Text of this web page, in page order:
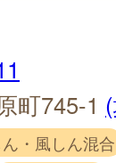
町745-1
・風しん混合